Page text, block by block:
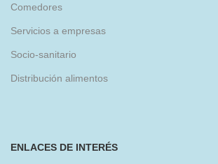
Comedores
Servicios a empresas
Socio-sanitario
Distribución alimentos
ENLACES DE INTERÉS